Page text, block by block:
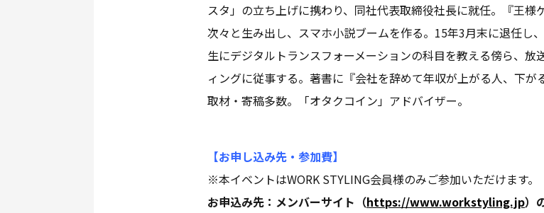
スタ」の立ち上げに携わり、同社代表取締役社長に就任。『王様
次々と生み出し、スマホ小説ブームを作る。15年3月末に退任し
生にデジタルトランスフォーメーションの科目を教える傍ら、
ィングに従事する。著書に『会社を辞めて年収が上がる人、下が
取材・寄稿多数。「オタクコイン」アドバイザー。
【お申し込み先・参加費】
※本イベントはWORK STYLING会員様のみご参加いただけます。
お申込み先：メンバーサイト（https://www.workstyling.jp）